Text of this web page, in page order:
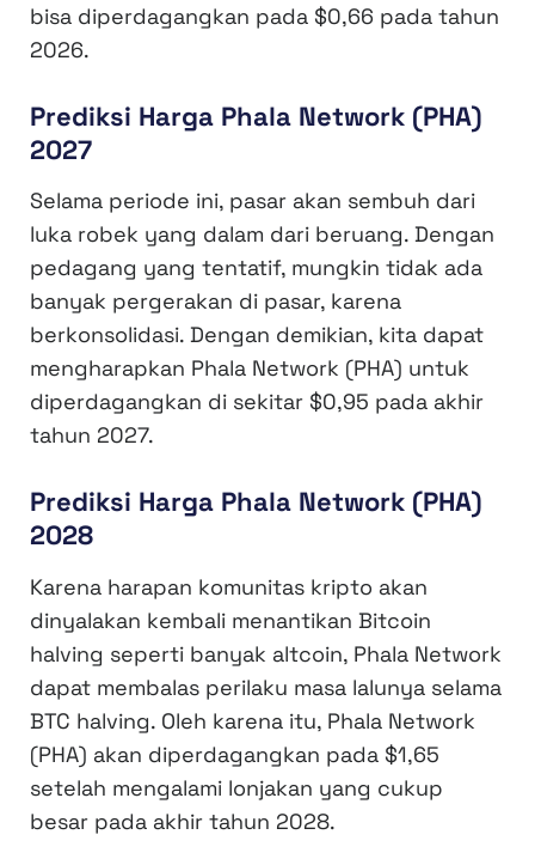
bisa diperdagangkan pada $0,66 pada tahun
2026.
Prediksi Harga Phala Network (PHA)
2027
Selama periode ini, pasar akan sembuh dari
luka robek yang dalam dari beruang. Dengan
pedagang yang tentatif, mungkin tidak ada
banyak pergerakan di pasar, karena
berkonsolidasi. Dengan demikian, kita dapat
mengharapkan Phala Network (PHA) untuk
diperdagangkan di sekitar $0,95 pada akhir
tahun 2027.
Prediksi Harga Phala Network (PHA)
2028
Karena harapan komunitas kripto akan
dinyalakan kembali menantikan Bitcoin
halving seperti banyak altcoin, Phala Network
dapat membalas perilaku masa lalunya selama
BTC halving. Oleh karena itu, Phala Network
(PHA) akan diperdagangkan pada $1,65
setelah mengalami lonjakan yang cukup
besar pada akhir tahun 2028.